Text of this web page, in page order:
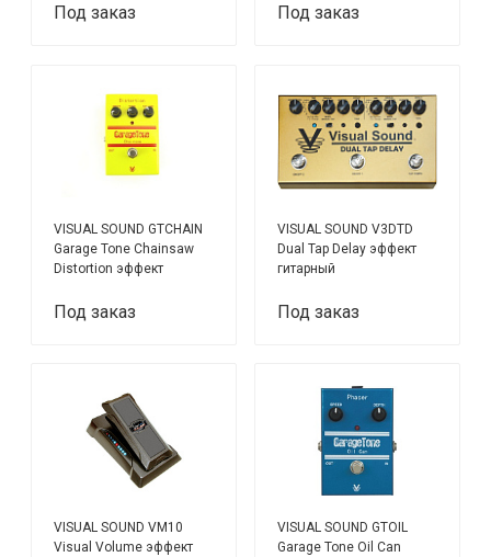
Под заказ Под заказ
VISUAL SOUND GTCHAIN
Garage Tone Chainsaw
Distortion эффект
Под заказ
VISUAL SOUND V3DTD
Dual Tap Delay эффект
гитарный
Под заказ
VISUAL SOUND VМ10
Visual Volume эффект
VISUAL SOUND GTOIL
Garage Tone Oil Can